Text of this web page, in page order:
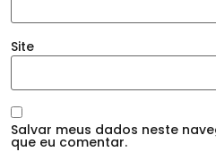
Site
Salvar meus dados neste
que eu comentar.